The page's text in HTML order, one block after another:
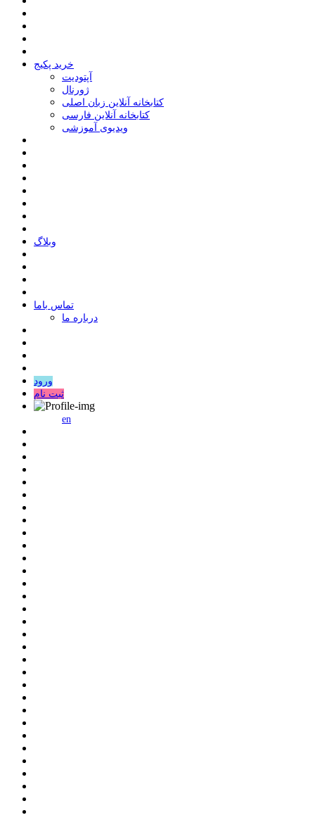
خرید پکیج
ﺁﭘﺘﻮﺩﯾﺖ
ﮊﻭﺭﻧﺎﻝ
کتابخانه آنلاین زبان اصلی
کتابخانه آنلاین فارسی
ویدیوی آموزشی
وبلاگ
ﺗﻤﺎﺱ ﺑﺎﻣﺎ
درباره ما
ورود
ثبت نام
en